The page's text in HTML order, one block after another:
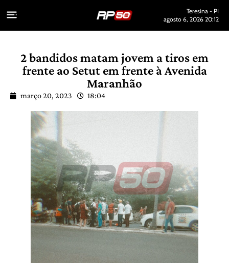
Teresina - PI
agosto 6, 2026 20:12
2 bandidos matam jovem a tiros em
frente ao Setut em frente à Avenida
Maranhão
março 20, 2023 18:04